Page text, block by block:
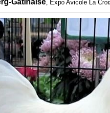
Gâtinaise, Expo Avicole La